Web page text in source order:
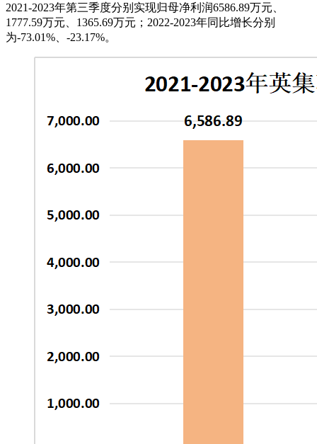
2021-2023年第三季度分别实现归母净利润6586.89万元、
1777.59万元、1365.69万元；2022-2023年同比增长分别
为-73.01%、-23.17%。